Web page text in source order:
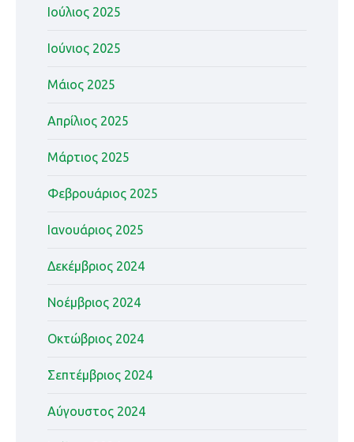
Ιούλιος 2025
Ιούνιος 2025
Μάιος 2025
Απρίλιος 2025
Μάρτιος 2025
Φεβρουάριος 2025
Ιανουάριος 2025
Δεκέμβριος 2024
Νοέμβριος 2024
Οκτώβριος 2024
Σεπτέμβριος 2024
Αύγουστος 2024